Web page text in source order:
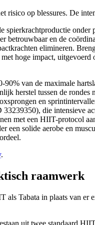
risico op blessures. De
betrouwbaar en de
elimineren.
hoge impact,
van de maximale
herstel tussen de
en
die intensieve
met een HIIT-protocol
solide aerobe en
.
raamwerk
Tabata in plaats van
​​uit twee standaard